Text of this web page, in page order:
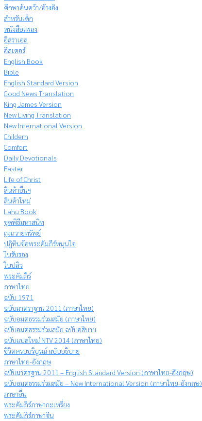
ศึกษาค้นคว้า/อ้างอิง
สำหรับเด็ก
หนังสือเพลง
อิสราเอล
อีสเตอร์
English Book
Bible
English Standard Version
Good News Translation
King James Version
New Living Translation
New International Version
Childern
Comfort
Daily Devotionals
Easter
Life of Christ
สินค้าอื่นๆ
สินค้าใหม่
Lahu Book
ชุดพิธีมหาสนิท
ถุงถวายทรัพย์
ปฏิทินข้อพระคัมภีร์หนุนใจ
ใบรับรอง
ใบปลิว
พระคัมภีร์
ภาษาไทย
ฉบับ 1971
ฉบับมาตราฐาน 2011 (ภาษาไทย)
ฉบับอมตธรรมร่วมสมัย (ภาษาไทย)
ฉบับอมตธรรมร่วมสมัย ฉบับอธิบาย
ฉบับแปลใหม่ NTV 2014 (ภาษาไทย)
ชีวิตครบบริบูรณ์ ฉบับอธิบาย
ภาษาไทย-อังกฤษ
ฉบับมาตรฐาน 2011 – English Standard Version (ภาษาไทย-อังกฤษ)
ฉบับอมตธรรมร่วมสมัย – New International Version (ภาษาไทย-อังกฤษ)
ภาษาอื่น
พระคัมภีร์ภาษากะเหรี่ยง
พระคัมภีร์ภาษาจีน